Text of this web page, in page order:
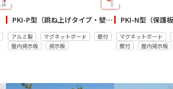
PKI-P型（跳ね上げタイプ・壁付）
アルミ製 マグネットボード
壁付
屋内掲示板
掲示板
マグネットボード
壁付
屋内掲示板